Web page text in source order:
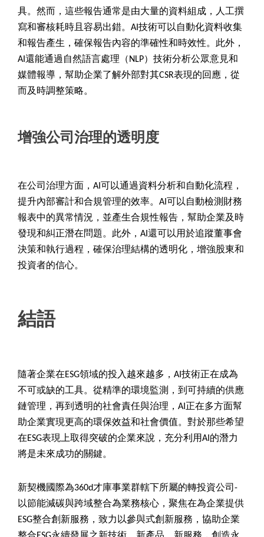
具。然而，這些報告通常是由大量的資料組成，人工撰
寫和審核耗時且容易出錯。AI技術可以自動化資料收集
和報告產生，確保報告內容的準確性和時效性。此外，
AI還能通過自然語言處理（NLP）技術分析公眾意見和
媒體報導，幫助企業了解外部對其CSR表現的回應，從
而及時調整策略。
增強公司治理的透明度
在公司治理方面，AI可以通過資料分析和自動化流程，
提升內部審計和合規管理的效率。AI可以自動檢測財務
報表中的異常情況，並產生合規性報告，幫助企業及時
發現和糾正潛在問題。此外，AI還可以用於追蹤董事會
決策和執行過程，確保治理結構的透明化，增強股東和
投資者的信心。
結語
隨著企業在ESG領域的投入越來越多，AI技術正在成為
不可或缺的工具。從精準的環境監測，到可持續的供應
鏈管理，再到透明的社會責任與治理，AI正在多方面幫
助企業實現更高的環保效益和社會價值。對於那些希望
在ESG表現上取得突破的企業來說，充分利用AI的潛力
將是未來成功的關鍵。
新契機國際為360d才庫事業群轄下所屬的轉投資公司-
以節能減碳與跨域整合為業務核心，聚焦在為企業提供
ESG整合創新服務，致力以參與式創新服務，協助企業